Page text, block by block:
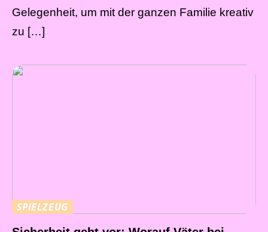
Gelegenheit, um mit der ganzen Familie kreativ
zu […]
SPIELZEUG